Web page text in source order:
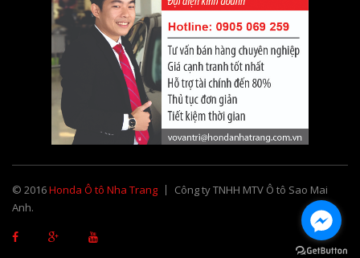
© 2016Honda Ô tô Nha Trang
Công ty TNHH MTV Ô tô Sao Mai
Anh.